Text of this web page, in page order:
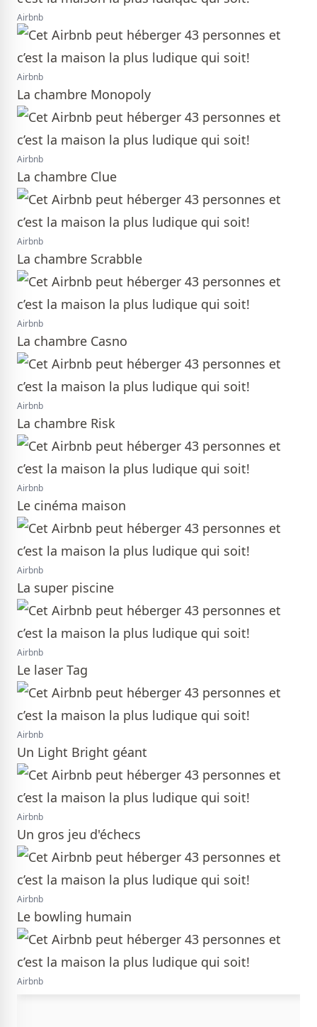
Airbnb
Airbnb
La chambre Monopoly
Airbnb
La chambre Clue
Airbnb
La chambre Scrabble
Airbnb
La chambre Casno
Airbnb
La chambre Risk
Airbnb
Le cinéma maison
Airbnb
La super piscine
Airbnb
Le laser Tag
Airbnb
Un Light Bright géant
Airbnb
Un gros jeu d'échecs
Airbnb
Le bowling humain
Airbnb